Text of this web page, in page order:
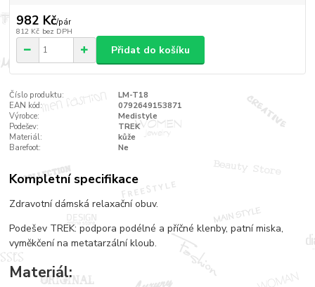
982 Kč/pár
812 Kč bez DPH
Přidat do košíku
Číslo produktu:
LM-T18
EAN kód:
0792649153871
Výrobce:
Medistyle
Podešev:
TREK
Materiál:
kůže
Barefoot:
Ne
Kompletní specifikace
Zdravotní dámská relaxační obuv.
Podešev TREK: podpora podélné a příčné klenby, patní miska,
vyměkčení na metatarzální kloub.
Materiál: